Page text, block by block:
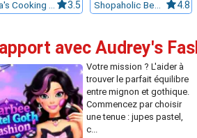
Sara's Cooking Class : Chocolate Cupcakes 3.5 Shopaholic Beach Models 4.8
avec Audrey's
Votre mission ? L'aider à
trouver le parfait équilibre
entre mignon et gothique.
Commencez par choisir
une tenue : jupes pastel,
c...